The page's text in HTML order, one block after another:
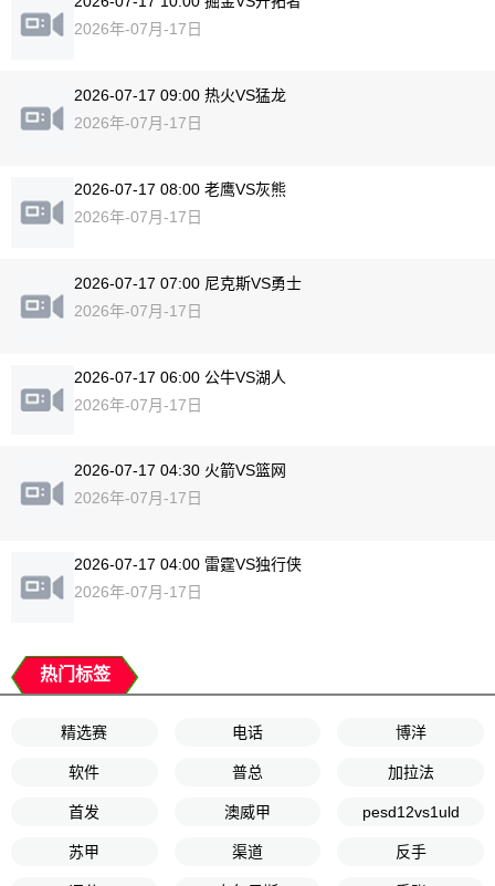
2026年-07月-17日
2026-07-17 09:00 热火VS猛龙
2026年-07月-17日
2026-07-17 08:00 老鹰VS灰熊
2026年-07月-17日
2026-07-17 07:00 尼克斯VS勇士
2026年-07月-17日
2026-07-17 06:00 公牛VS湖人
2026年-07月-17日
2026-07-17 04:30 火箭VS篮网
2026年-07月-17日
2026-07-17 04:00 雷霆VS独行侠
2026年-07月-17日
热门标签
精选赛 电话 博洋
软件 普总 加拉法
首发 澳威甲 pesd12vs1uld
苏甲 渠道 反手